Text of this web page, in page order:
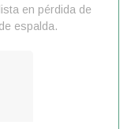
en pérdida de
espalda.